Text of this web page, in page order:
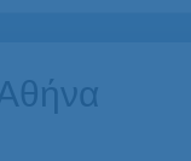
Αθήνα